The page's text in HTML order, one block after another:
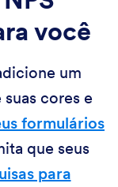
você
um
cores e
formulários
que seus
para